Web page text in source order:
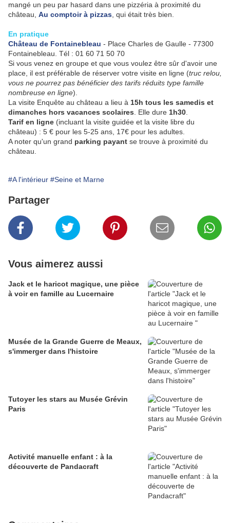
mangé un peu par hasard dans une pizzéria à proximité du
château, Au comptoir à pizzas , qui était très bien.
En pratique
Château de Fontainebleau - Place Charles de Gaulle - 77300
Fontainebleau. Tél : 01 60 71 50 70
Si vous venez en groupe et que vous voulez être sûr d'avoir une
place, il est préférable de réserver votre visite en ligne (truc relou,
vous ne pourrez pas bénéficier des tarifs réduits type famille
nombreuse en ligne).
La visite Enquête au château a lieu à 15h tous les samedis et
dimanches hors vacances scolaires . Elle dure 1h30
Tarif en ligne (incluant la visite guidée et la visite libre du
château) : 5 € pour les 5-25 ans, 17€ pour les adultes.
A noter qu'un grand parking payant se trouve à proximité du
château.
#A l'intérieur #Seine et Marne
Partager
Vous aimerez aussi
Jack et le haricot magique, une pièce
à voir en famille au Lucernaire
Musée de la Grande Guerre de Meaux,
s'immerger dans l'histoire
Tutoyer les stars au Musée Grévin
Paris
Activité manuelle enfant : à la
découverte de Pandacraft